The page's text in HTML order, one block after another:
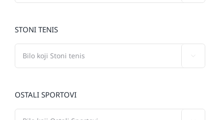
STONI TENIS
OSTALI SPORTOVI